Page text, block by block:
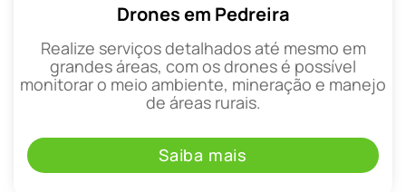
Drones em Pedreira
Realize serviços detalhados até mesmo em
grandes áreas, com os drones é possível
monitorar o meio ambiente, mineração e manejo
de áreas rurais.
Saiba mais